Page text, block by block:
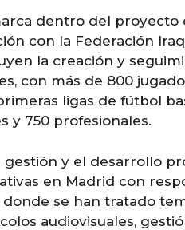
dentro del proyecto
con la Federación
la creación y
con más de 800
ligas de fútbol
y 750 profesionales.
gestión y el desarrollo
en Madrid con
donde se han tratado
audiovisuales,